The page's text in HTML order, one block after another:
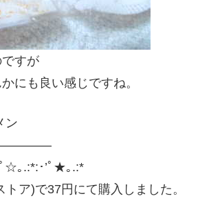
すが
にも良い感じですね。
ン
☆｡.:*:･’ﾟ★｡.:*
ア)で37円にて購入しました。